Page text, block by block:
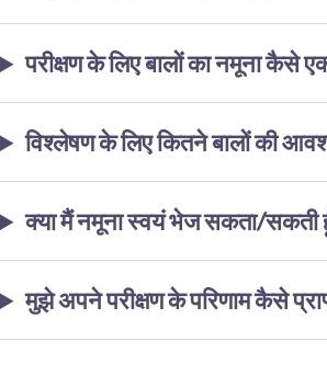
परीक्षण के लिए बालों का नमूना कैसे
विश्लेषण के लिए कितने बालों की
क्या मैं नमूना स्वयं भेज सकता/सकती
मुझे अपने परीक्षण के परिणाम कैसे